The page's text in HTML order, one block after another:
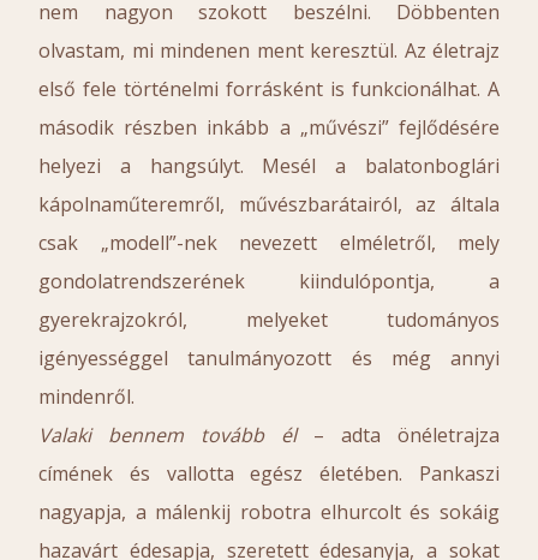
nem nagyon szokott beszélni. Döbbenten
olvastam, mi mindenen ment keresztül. Az életrajz
első fele történelmi forrásként is funkcionálhat. A
második részben inkább a „művészi” fejlődésére
helyezi a hangsúlyt. Mesél a balatonboglári
kápolnaműteremről, művészbarátairól, az általa
csak „modell”-nek nevezett elméletről, mely
gondolatrendszerének kiindulópontja, a
gyerekrajzokról, melyeket tudományos
igényességgel tanulmányozott és még annyi
mindenről.
Valaki bennem tovább él– adta önéletrajza
címének és vallotta egész életében. Pankaszi
nagyapja, a málenkij robotra elhurcolt és sokáig
hazavárt édesapja, szeretett édesanyja, a sokat